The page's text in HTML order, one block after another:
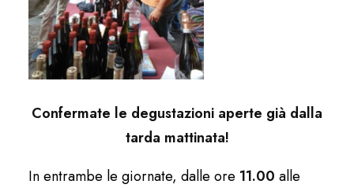
Confermate le degustazioni aperte già dalla
tarda mattinata!
In entrambe le giornate, dalle ore 11.00 alle